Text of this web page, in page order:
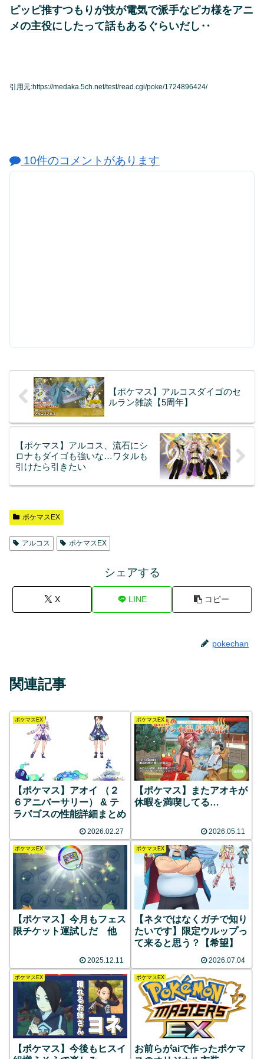
ピッピ推すつもりが技が電気で派手なピカ様をアニ
メの主役にしたって話もあるぐらいだし‥
引用元:https://medaka.5ch.net/test/read.cgi/poke/1724896424/
10件のコメントがあります
【ポケマス】アルコスダイゴのセ
ルラン雑談【5周年】
【ポケマス】アルコス、流石にシ
ロナもダイゴも強いな…ワタルも
引けたら引きたい
ポケマスEX
アルコス ポケマスEX
シェアする
X LINE コピー
pokechan
関連記事
ポケマスEX
【ポケマス】アオイ （２
６アニバーサリー） & テ
ラパゴスの性能詳細まとめ
2026.02.27
ポケマスEX
【ポケマス】またアオキが
休暇を満喫してる…
2026.05.11
ポケマスEX
【ポケマス】今月もフェス
限チケット運試しだ 他
2025.12.11
ポケマスEX
【ネタではなくガチで知り
たいです】限定ウルップっ
て来ると思う？【希望】
2026.07.04
ポケマスEX
【ポケマス】今後もヒスイ
ポケマスEX
お前らがaiで作ったポケマ